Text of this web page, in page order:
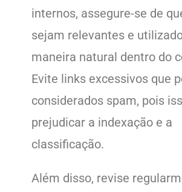
internos, assegure-se de
sejam relevantes e
maneira natural dentro do
Evite links excessivos que
considerados spam, pois
prejudicar a indexação e a
classificação.
Além disso, revise